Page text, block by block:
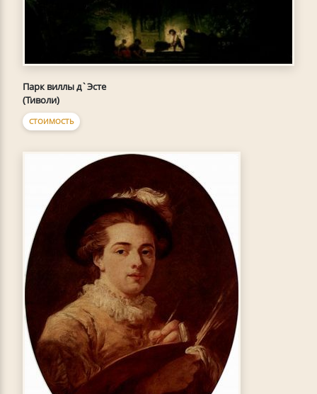
Парк виллы д`Эсте
(Тиволи)
СТОИМОСТЬ